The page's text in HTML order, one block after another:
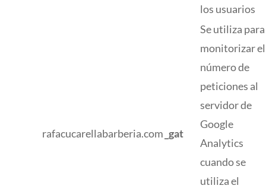
los usuarios
rafacucarellabarberia.com _gat
Se utiliza para
monitorizar el
número de
peticiones al
servidor de
Google
Analytics
cuando se
utiliza el